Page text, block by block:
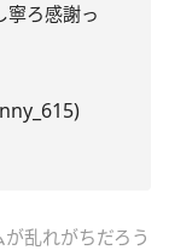
寧ろ感謝っ
乱れがちだろう